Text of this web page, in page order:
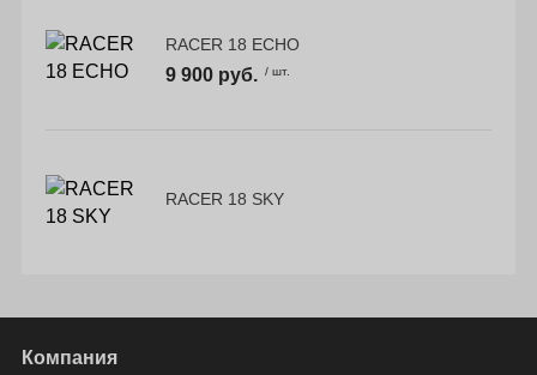
RACER 18 ECHO
9 900 руб. / шт.
RACER 18 SKY
Компания